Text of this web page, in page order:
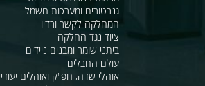
מראות פנורמיות וכדוריות
גנרטורים ומערכות חשמל
המחלקה לקשר ורדיו
ציוד נגד החלקה